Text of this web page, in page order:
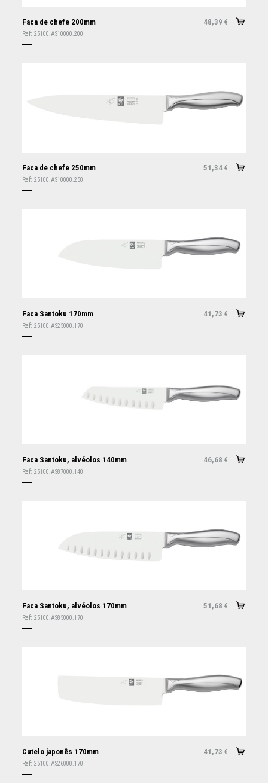
Faca de chefe 200mm 48,39 €
Ref: 25100.AS10000.200
Faca de chefe 250mm 51,34 €
Ref: 25100.AS10000.250
Faca Santoku 170mm 41,73 €
Ref: 25100.AS25000.170
Faca Santoku, alvéolos 140mm 46,68 €
Ref: 25100.AS87000.140
Faca Santoku, alvéolos 170mm 51,68 €
Ref: 25100.AS85000.170
Cutelo japonês 170mm 41,73 €
Ref: 25100.AS26000.170